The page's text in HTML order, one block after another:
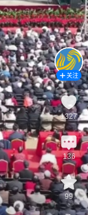
关注
1327
136
99